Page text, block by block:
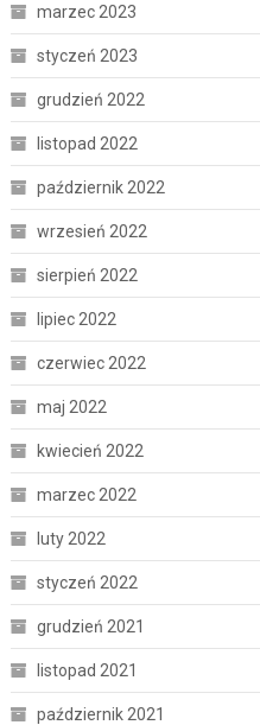
marzec 2023
styczeń 2023
grudzień 2022
listopad 2022
październik 2022
wrzesień 2022
sierpień 2022
lipiec 2022
czerwiec 2022
maj 2022
kwiecień 2022
marzec 2022
luty 2022
styczeń 2022
grudzień 2021
listopad 2021
październik 2021